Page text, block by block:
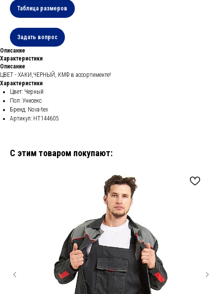
Таблица размеров
Задать вопрос
Описание
Характеристики
Описание
ЦВЕТ - ХАКИ,ЧЕРНЫЙ, КМФ в ассортименте!
Характеристики
Цвет: Черный
Пол: Унисекс
Бренд: Nova-tex
Артикул: НТ144605
С этим товаром покупают: